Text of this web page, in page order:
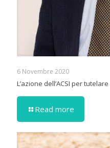
6 Novembre 2020
L’azione dell’ACSI per
Read more